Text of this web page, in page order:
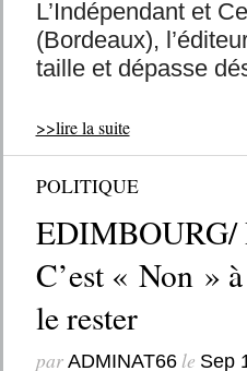
L’Indépendant et
(Bordeaux),
taille et dépasse
>>lire la suite
POLITIQUE
EDIMBOURG/
C’est « Non »
le rester
par ADMINAT66le Sep